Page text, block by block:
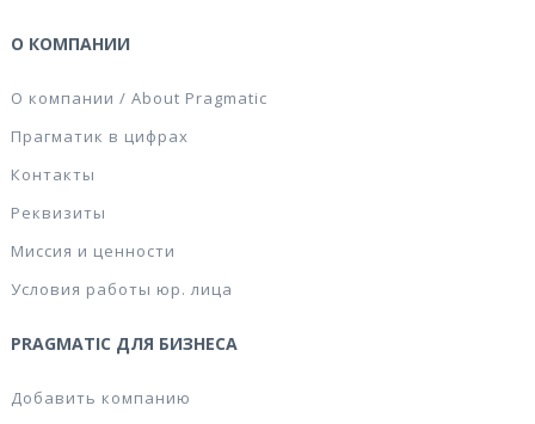
О КОМПАНИИ
О компании / About Pragmatic
Прагматик в цифрах
Контакты
Реквизиты
Миссия и ценности
Условия работы юр. лица
PRAGMATIC ДЛЯ БИЗНЕСА
Добавить компанию